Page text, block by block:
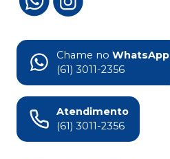
Chame no WhatsApp
(61) 3011-2356
Atendimento
(61) 3011-2356